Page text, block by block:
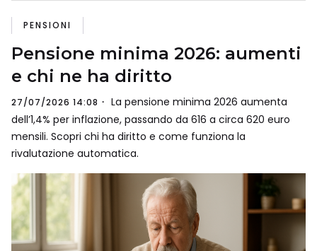
PENSIONI
Pensione minima 2026: aumenti
e chi ne ha diritto
27/07/2026 14:08
La pensione minima 2026 aumenta
dell’1,4% per inflazione, passando da 616 a circa 620 euro
mensili. Scopri chi ha diritto e come funziona la
rivalutazione automatica.